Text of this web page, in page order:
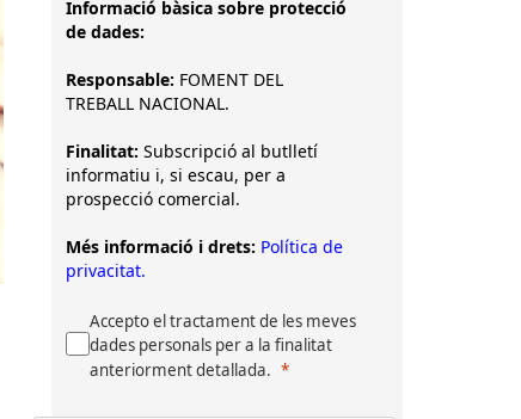
Informació bàsica sobre protecció
de dades:
Responsable: FOMENT DEL
TREBALL NACIONAL.
Finalitat: Subscripció al butlletí
informatiu i, si escau, per a
prospecció comercial.
Més informació i drets: Política de
privacitat.
Accepto el tractament de les meves
dades personals per a la finalitat
anteriorment detallada.